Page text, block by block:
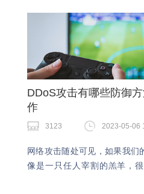
DDoS攻击有哪些防御
作
3123 2023-05-06
网络攻击随处可见，如果我们
像是一只任人宰割的羔羊，